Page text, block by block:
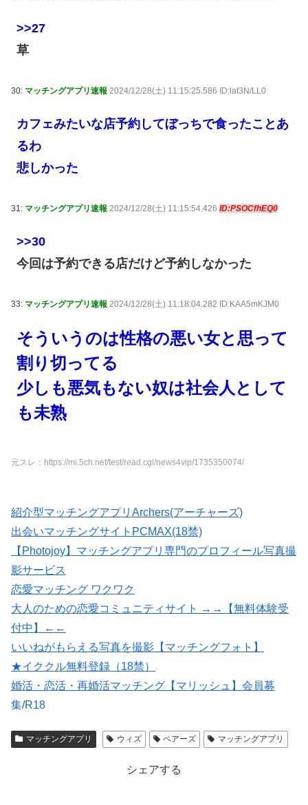
>>27
草
30: マッチングアプリ速報 2024/12/28(土) 11:15:25.586 ID:lat3N/LL0
カフェみたいな店予約してぼっちで食ったことあ
るわ
悲しかった
31: マッチングアプリ速報 2024/12/28(土) 11:15:54.426 ID:PSOCfhEQ0
>>30
今回は予約できる店だけど予約しなかった
33: マッチングアプリ速報 2024/12/28(土) 11:18:04.282 ID:KAA5mKJM0
そういうのは性格の悪い女と思って
割り切ってる
少しも悪気もない奴は社会人として
も未熟
元スレ：https://mi.5ch.net/test/read.cgi/news4vip/1735350074/
紹介型マッチングアプリArchers(アーチャーズ)
出会いマッチングサイトPCMAX(18禁)
【Photojoy】マッチングアプリ専門のプロフィール写真撮
影サービス
恋愛マッチング ワクワク
大人のための恋愛コミュニティサイト →→【無料体験受
付中】←←
いいねがもらえる写真を撮影【マッチングフォト】
★イククル無料登録（18禁）
婚活・恋活・再婚活マッチング【マリッシュ】会員募
集/R18
会員数は国内最大級の180万人を突破！【paters】
マッチングアプリ ウィズ ペアーズ マッチングアプリ
シェアする